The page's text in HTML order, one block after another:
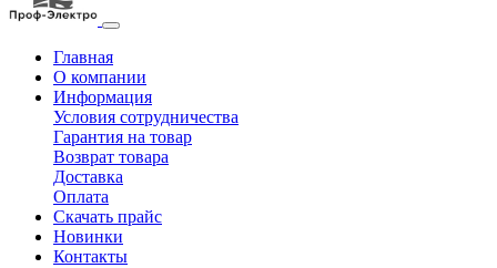
Главная
О компании
Информация
Условия сотрудничества
Гарантия на товар
Возврат товара
Доставка
Оплата
Скачать прайс
Новинки
Контакты